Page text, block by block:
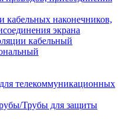
кабельных наконечников,
экрана
кабельный
телекоммуникационных